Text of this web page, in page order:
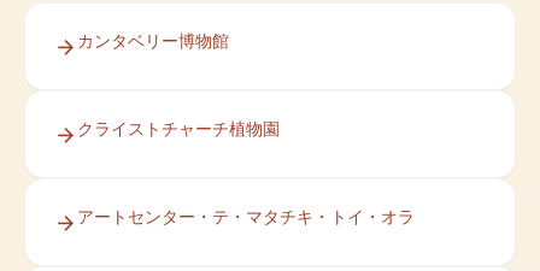
カンタベリー博物館
クライストチャーチ植物園
アートセンター・テ・マタチキ・トイ・オラ